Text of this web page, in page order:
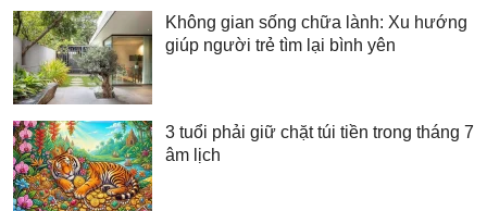
Không gian sống chữa lành: Xu hướng
giúp người trẻ tìm lại bình yên
3 tuổi phải giữ chặt túi tiền trong tháng 7
âm lịch